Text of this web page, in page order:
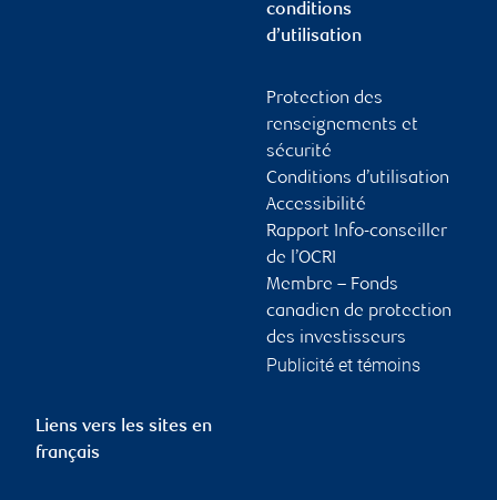
conditions
d’utilisation
Protection des
renseignements et
sécurité
Conditions d’utilisation
Accessibilité
Rapport Info-conseiller
de l’OCRI
Membre – Fonds
canadien de protection
des investisseurs
Publicité et témoins
Liens vers les sites en
français